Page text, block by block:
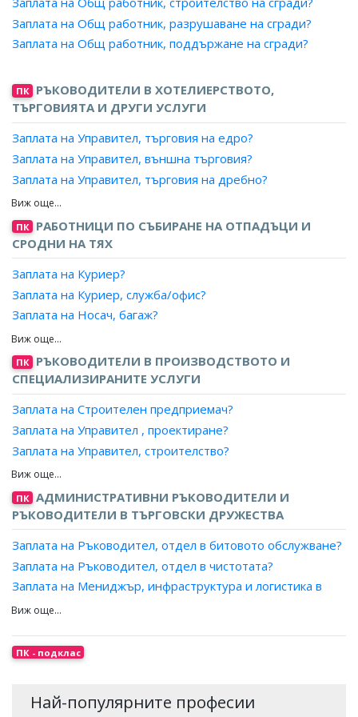
подземен тунел на метрополитен?
Заплата на Техник, поддържане на инженерни
сграда?
Заплата на Инспектор, противопожарна охрана?
Заплата на Диагностик, В и К мрежи?
Заплата на Техник, водоснабдяване?
Заплата на Техник, озеленител?
Заплата на Общ работник, разрушаване на сгради?
Заплата на Общ работник, поддържане на сгради?
ПК
РЪКОВОДИТЕЛИ В ХОТЕЛИЕРСТВОТО,
ТЪРГОВИЯТА И ДРУГИ УСЛУГИ
Заплата на Управител, търговия на едро?
Заплата на Управител, външна търговия?
Заплата на Управител, търговия на дребно?
Заплата на Управител, магазин?
Заплата на Управител, супермаркет?
Заплата на Управител, универсален магазин?
Заплата на Ръководител отдел, складово стопанство?
Заплата на Отговорен магистър-фармацевт,
ръководител на склад за търговия на едро с
лекарствени продукти?
ПК РАБОТНИЦИ ПО СЪБИРАНЕ НА ОТПАДЪЦИ И
СРОДНИ НА ТЯХ
Заплата на Куриер?
Заплата на Куриер, служба/офис?
Заплата на Носач, багаж?
Заплата на Общ работник, музей?
Заплата на Придружител, асансьор?
Заплата на Раздавач, доставчик (ръчно)?
Заплата на Разносвач?
Заплата на Разпределител, печата?
Заплата на Портиер?
ПК
РЪКОВОДИТЕЛИ В ПРОИЗВОДСТВОТО И
СПЕЦИАЛИЗИРАНИТЕ УСЛУГИ
Заплата на Строителен предприемач?
Заплата на Управител , проектиране?
Заплата на Управител, строителство?
Заплата на Главен инженер, строителство?
Заплата на Инженер, строителен надзор?
Заплата на Началник, строеж?
Заплата на Ръководител, отдел в строителството?
Заплата на Мениджър, инвестиционни проекти?
Заплата на Началник, строителен обект?
Заплата на Ръководител, отдел в проектирането?
Заплата на Ръководител, група в строителството?
ПК АДМИНИСТРАТИВНИ РЪКОВОДИТЕЛИ И
РЪКОВОДИТЕЛИ В ТЪРГОВСКИ ДРУЖЕСТВА
Заплата на Ръководител, отдел в битовото обслужване?
Заплата на Ръководител, отдел в чистотата?
Заплата на Мениджър, инфраструктура и логистика в
предприятие?
Заплата на Фасилити мениджър?
Заплата на Ръководител, група?
Заплата на Главен директор, банка?
ПК - подклас
Най-популярните професии